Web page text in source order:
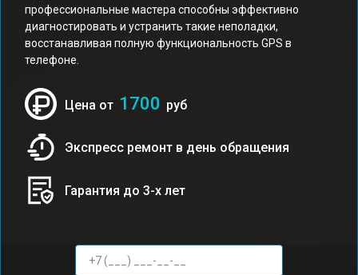
профессиональные мастера способны эффективно
диагностировать и устранить такие неполадки,
восстанавливая полную функциональность GPS в
телефоне.
Цена от 1700 руб
Экспресс ремонт в день обращения
Гарантия до 3-х лет